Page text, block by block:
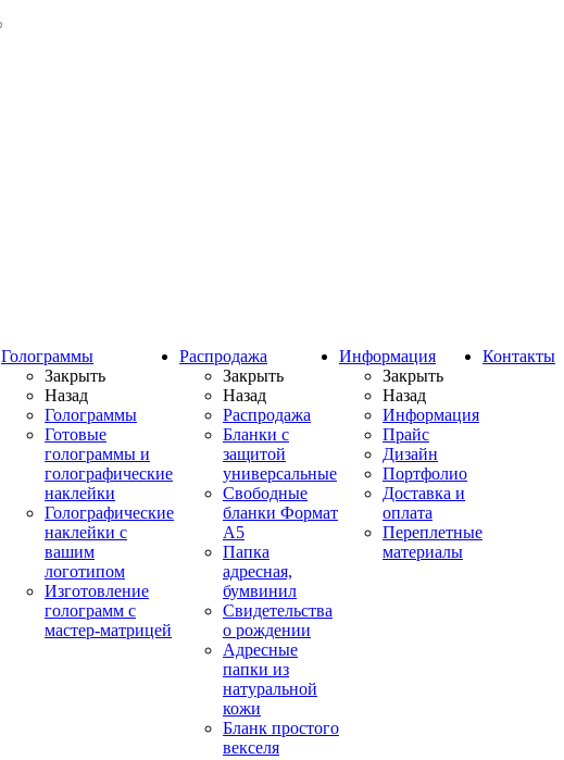
Голограммы
Закрыть
Назад
Голограммы
Готовые
голограммы и
голографические
наклейки
Голографические
наклейки с
вашим
логотипом
Изготовление
голограмм с
мастер-матрицей
Распродажа
Закрыть
Назад
Распродажа
Бланки с
защитой
универсальные
Свободные
бланки Формат
А5
Папка
адресная,
бумвинил
Свидетельства
о рождении
Адресные
папки из
натуральной
кожи
Бланк простого
векселя
Информация
Закрыть
Назад
Информация
Прайс
Дизайн
Портфолио
Доставка и
оплата
Переплетные
материалы
Контакты